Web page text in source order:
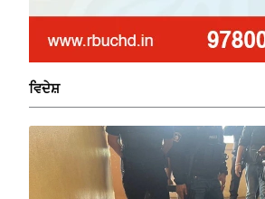
ਵਿਦੇਸ਼